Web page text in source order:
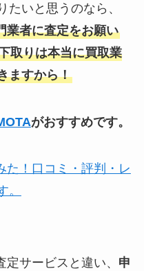
たいと思うのなら、
業者に査定をお願い
取りは本当に買取業
ますから！
がおすすめです。
た！口コミ・評判・レ
。
サービスと違い、 申